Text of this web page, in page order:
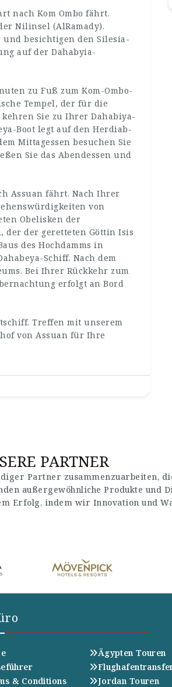
nach Kom Ombo fährt.
Nilinsel (AlRamady).
und besichtigen den Silesia-
auf der Dahabyia-
zu Fuß zum Kom-Ombo-
Tempel, der für die
Sie zu Ihrer Dahabiya-
Boot legt auf den Herdiab-
Mittagessen besuchen Sie
Sie das Abendessen und
Assuan fährt. Nach Ihrer
von
Obelisken der
der der geretteten Göttin Isis
des Hochdamms in
Schiff. Nach dem
Bei Ihrer Rückkehr zum
erfolgt an Bord
Treffen mit unserem
von Assuan für Ihre
PARTNER
Partner zusammenzuarbeiten,
außergewöhnliche Produkte und
Erfolg, indem wir Innovation und
& Conditions
Ägypten Touren
Jordan Touren